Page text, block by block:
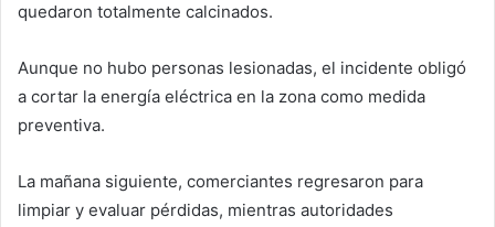
quedaron totalmente calcinados.
Aunque no hubo personas lesionadas, el incidente obligó
a cortar la energía eléctrica en la zona como medida
preventiva.
La mañana siguiente, comerciantes regresaron para
limpiar y evaluar pérdidas, mientras autoridades